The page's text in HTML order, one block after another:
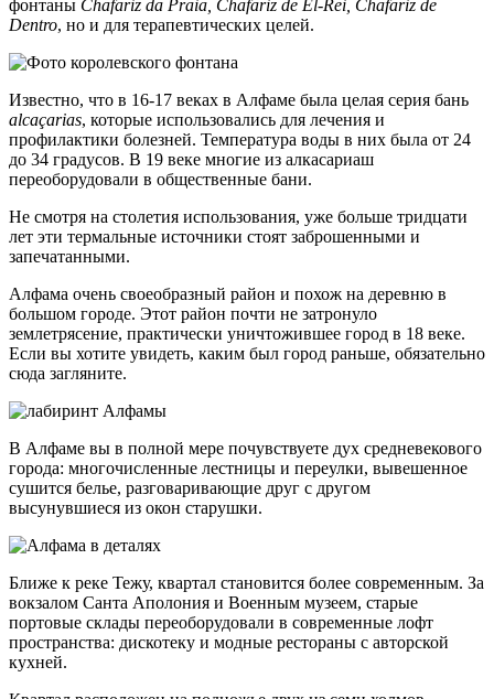
фонтаны Chafariz da Praia, Chafariz de El-Rei, Chafariz de
Dentro, но и для терапевтических целей.
Известно, что в 16-17 веках в Алфаме была целая серия бань
alcaçarias, которые использовались для лечения и
профилактики болезней. Температура воды в них была от 24
до 34 градусов. В 19 веке многие из алкасариаш
переоборудовали в общественные бани.
Не смотря на столетия использования, уже больше тридцати
лет эти термальные источники стоят заброшенными и
запечатанными.
Алфама очень своеобразный район и похож на деревню в
большом городе. Этот район почти не затронуло
землетрясение, практически уничтожившее город в 18 веке.
Если вы хотите увидеть, каким был город раньше, обязательно
сюда загляните.
В Алфаме вы в полной мере почувствуете дух средневекового
города: многочисленные лестницы и переулки, вывешенное
сушится белье, разговаривающие друг с другом
высунувшиеся из окон старушки.
Ближе к реке Тежу, квартал становится более современным. За
вокзалом Санта Аполония и Военным музеем, старые
портовые склады переоборудовали в современные лофт
пространства: дискотеку и модные рестораны с авторской
кухней.